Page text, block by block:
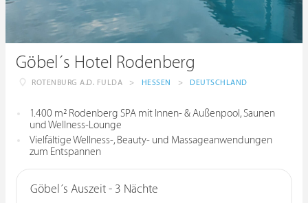
Göbel´s Hotel Rodenberg
ROTENBURG A.D. FULDA > HESSEN > DEUTSCHLAND
1.400 m² Rodenberg SPA mit Innen- & Außenpool, Saunen
und Wellness-Lounge
Vielfältige Wellness-, Beauty- und Massageanwendungen
zum Entspannen
Göbel´s Auszeit - 3 Nächte